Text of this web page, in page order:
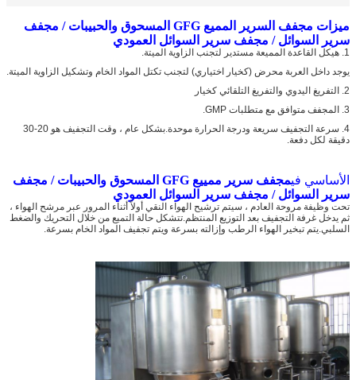
ميزات مجفف السرير المميع GFG المسحوق والحبيبات / مجفف
سرير السوائل / مجفف سرير السوائل العمودي
1. هيكل القاعدة المميعة مستدير لتجنب الزاوية الميتة.
يوجد داخل العربة محرض (كخيار اختياري) لتجنب تكتل المواد الخام وتشكيل الزاوية الميتة.
2. التفريغ اليدوي والتفريغ التلقائي كخيار
3. المجفف متوافق مع متطلبات GMP.
4. سرعة التجفيف سريعة ودرجة الحرارة موحدة.بشكل عام ، وقت التجفيف هو 20-30
دقيقة لكل دفعة.
الأساسي في
مجفف سرير ممييع GFG المسحوق والحبيبات / مجفف
سرير السوائل / مجفف سرير السوائل العمودي
تحت وظيفة مروحة العادم ، سيتم ترشيح الهواء النقي أولاً أثناء المرور عبر مرشح الهواء ،
ثم يدخل غرفة التجفيف بعد التوزيع المنتظم.تتشكل حالة التميع من خلال التحريك والضغط
السلبي.يتم تبخير الهواء الرطب وإزالته بسرعة ويتم تجفيف المواد الخام بسرعة.